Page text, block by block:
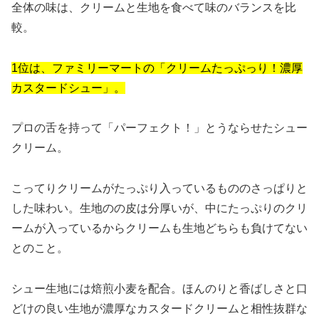
全体の味は、クリームと生地を食べて味のバランスを比
較。
1位は、ファミリーマートの「クリームたっぷっり！濃厚
カスタードシュー」。
プロの舌を持って「パーフェクト！」とうならせたシュー
クリーム。
こってりクリームがたっぷり入っているもののさっぱりと
した味わい。生地のの皮は分厚いが、中にたっぷりのクリ
ームが入っているからクリームも生地どちらも負けてない
とのこと。
シュー生地には焙煎小麦を配合。ほんのりと香ばしさと口
どけの良い生地が濃厚なカスタードクリームと相性抜群な